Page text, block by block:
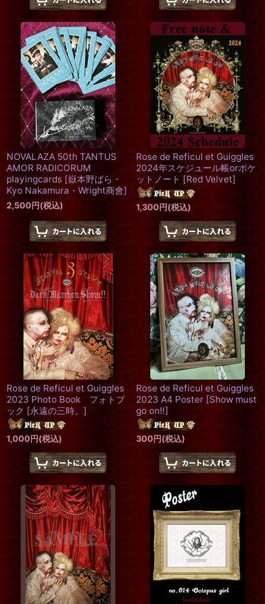
NOVALAZA 50th TANTUS
AMOR RADICORUM
playingcards [嶽本野ばら・
Kyo Nakamura・Wright商會]
2,500円(税込)
Rose de Reficul et Guiggles
2024年スケジュール帳orポケ
ットノート [Red Velvet]
1,300円(税込)
Rose de Reficul et Guiggles
2023 Photo Book フォトブ
ック [永遠の三時。 ]
1,000円(税込)
Rose de Reficul et Guiggles
2023 A4 Poster [Show must
go on‼]
300円(税込)